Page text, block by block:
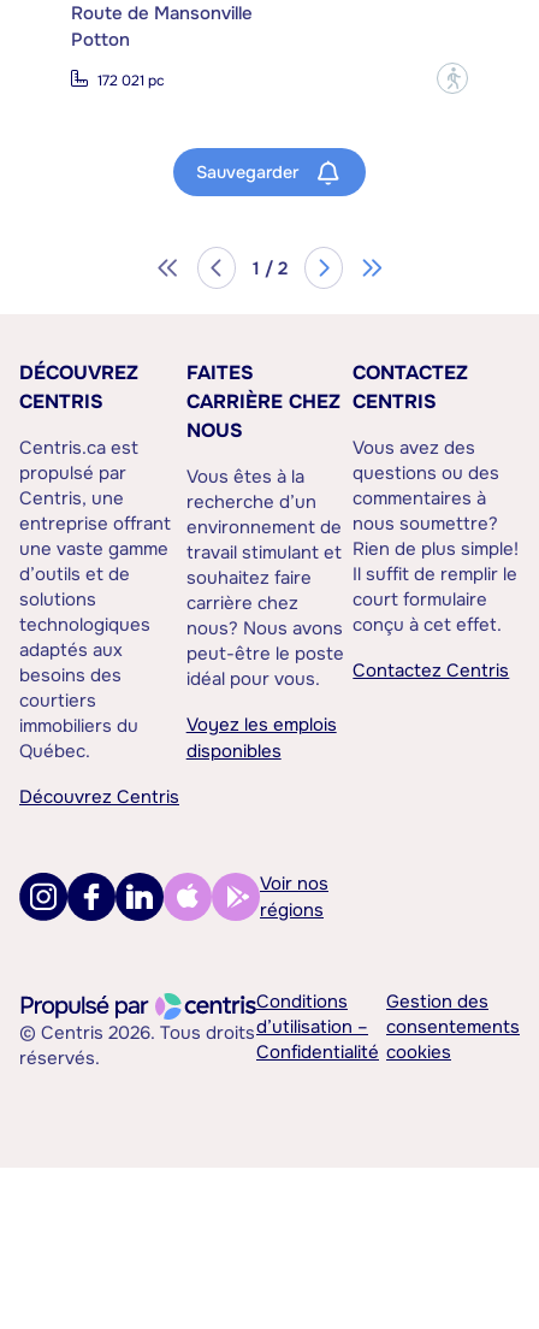
Route de Mansonville
Potton
172 021 pc ?
Sauvegarder
1 / 2
DÉCOUVREZ
CENTRIS
Centris.ca est
propulsé par
Centris, une
entreprise offrant
une vaste gamme
d’outils et de
solutions
technologiques
adaptés aux
besoins des
courtiers
immobiliers du
Québec.
Découvrez Centris
FAITES
CARRIÈRE CHEZ
NOUS
Vous êtes à la
recherche d’un
environnement de
travail stimulant et
souhaitez faire
carrière chez
nous? Nous avons
peut-être le poste
idéal pour vous.
Voyez les emplois
disponibles
CONTACTEZ
CENTRIS
Vous avez des
questions ou des
commentaires à
nous soumettre?
Rien de plus simple!
Il suffit de remplir le
court formulaire
conçu à cet effet.
Contactez Centris
Voir nos
régions
© Centris 2026. Tous droits
réservés.
Conditions
d’utilisation –
Confidentialité
Gestion des
consentements
cookies